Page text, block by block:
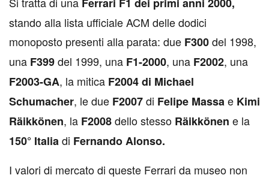
stando alla lista ufficiale ACM delle dodici
monoposto presenti alla parata: due F300del 1998,
una F399del 1999, una F1-2000, una F2002, una
F2003-GA, la mitica F2004 di Michael
Schumacher, le due F2007di Felipe Massae Kimi
Räikkönen, la F2008dello stesso Räikkönen e la
150° Italiadi Fernando Alonso.
I valori di mercato di queste Ferrari da museo non